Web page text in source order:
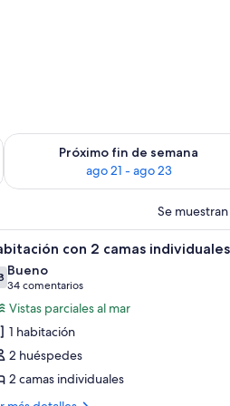
semana, ago 14 - ago 16
Próximo fin de semana
ago 21 - ago 23
Consulta la disponibilidad para el
Se
cada una con cabecero de metal y
Un
23 con 2 camas
de 10
Bueno
34 comentarios
(34 comentarios)
Vistas parciales al mar
1 habitación
2 huéspedes
2 camas individuales